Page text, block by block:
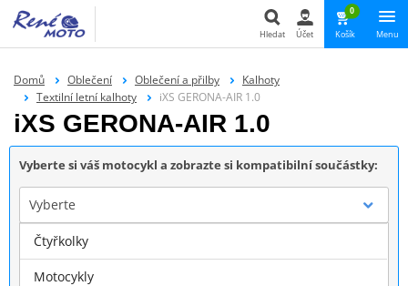
Hledat Účet
0
Košík Menu
Domů Oblečení Oblečení a přilby
Kalhoty
Textilní letní kalhoty
iXS GERONA-AIR 1.0
iXS GERONA-AIR 1.0
Vyberte si váš motocykl a zobrazte si kompatibilní součástky:
Vyberte
Značka
Čtyřkolky
Motocykly